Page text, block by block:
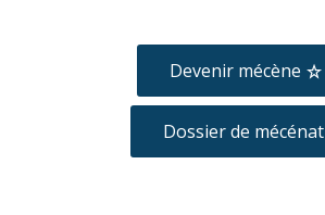
Devenir mécène
Dossier de mécénat